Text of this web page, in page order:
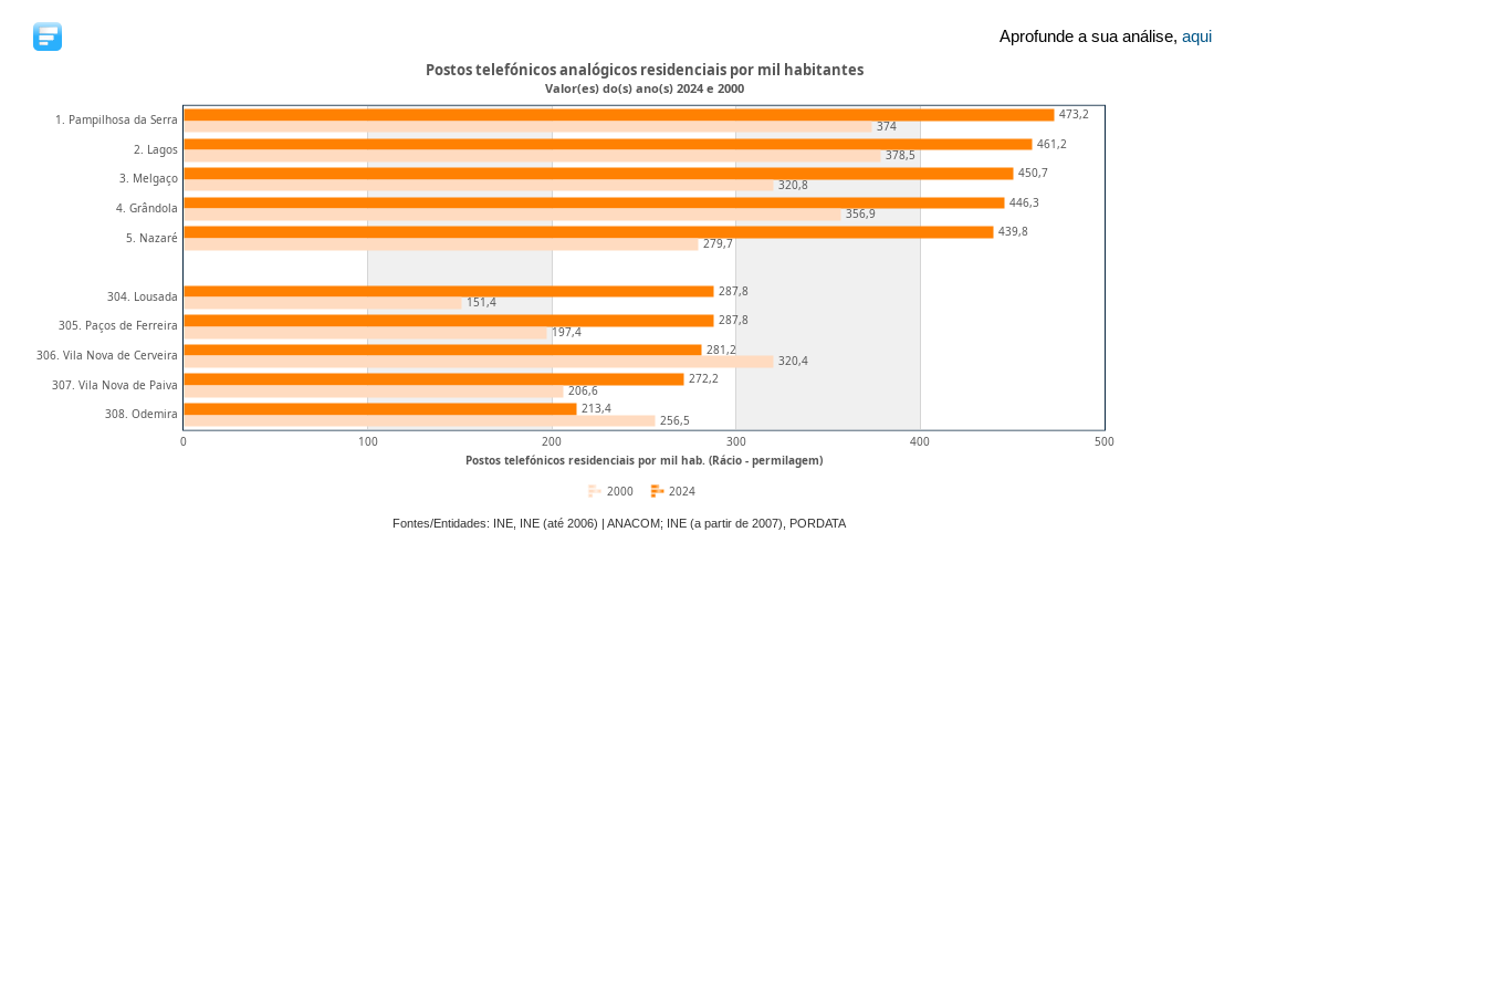
Aprofunde a sua análise, aqui
Postos telefónicos residenciais por mil hab. (Rácio - permilagem)
0 100 200 300 400 500
1. Pampilhosa da Serra
2. Lagos
3. Melgaço
4. Grândola
5. Nazaré
304. Lousada
305. Paços de Ferreira
306. Vila Nova de Cerveira
307. Vila Nova de Paiva
308. Odemira
473,2
461,2
450,7
446,3
439,8
287,8
287,8
281,2
272,2
213,4
374
378,5
320,8
356,9
279,7
151,4
197,4
320,4
206,6
256,5
Postos telefónicos analógicos residenciais por mil habitantes
Valor(es) do(s) ano(s) 2024 e 2000
2024
2000
Fontes/Entidades: INE, INE (até 2006) | ANACOM; INE (a partir de 2007), PORDATA